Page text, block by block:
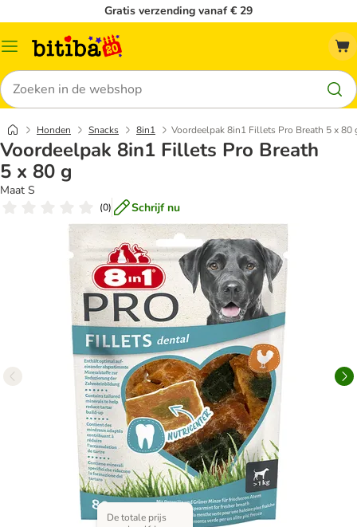
Gratis verzending vanaf € 29
Catalogusmenu
Zoeken
Honden Snacks 8in1 Voordeelpak 8in1 Fillets Pro Breath 5 x 80
Voordeelpak 8in1 Fillets Pro Breath
5 x 80 g
Maat S
(0) Schrijf nu
De totale prijs